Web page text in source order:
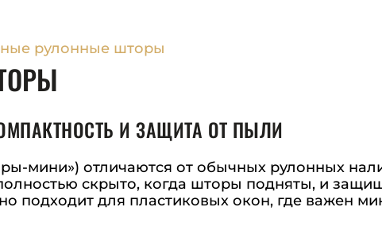
рулонные шторы
И ЗАЩИТА ОТ ПЫЛИ
мини») отличаются от обычных рулонных
скрыто, когда шторы подняты, и
подходит для пластиковых окон, где важен